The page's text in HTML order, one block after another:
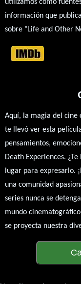
utilizamos como
información que
sobre "Life and Other
Aquí, la magia del cine
te llevó ver esta
pensamientos,
Death Experiences.
lugar para expresarlo.
una comunidad
series nunca se
mundo
se proyecta nuestra